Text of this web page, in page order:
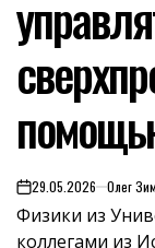
on29.05.2026 Олег
Физики из
коллегами из